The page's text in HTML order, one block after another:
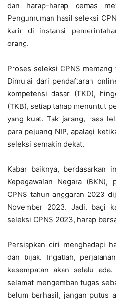
dan harap-harap cemas
Pengumuman hasil seleksi
karir di instansi
orang.
Proses seleksi CPNS
Dimulai dari pendaftaran
kompetensi dasar (TKD),
(TKB), setiap tahap menuntut
yang kuat. Tak jarang, rasa
para pejuang NIP, apalagi
seleksi semakin dekat.
Kabar baiknya, berdasarkan
Kepegawaian Negara (BKN),
CPNS tahun anggaran 2023
November 2023. Jadi, bagi
seleksi CPNS 2023, harap
Persiapkan diri menghadapi
dan bijak. Ingatlah,
kesempatan akan selalu
selamat mengemban tugas
belum berhasil, jangan putus